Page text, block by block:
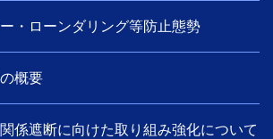
・ローンダリング等防止態勢
概要
係遮断に向けた取り組み強化について